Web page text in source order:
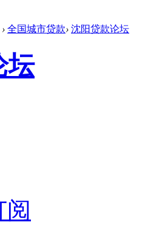
› 全国城市贷款› 沈阳贷款论坛
坛
阅